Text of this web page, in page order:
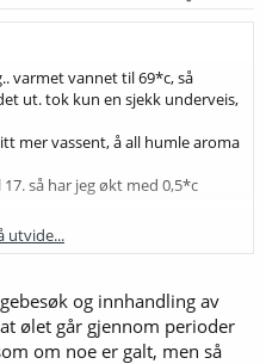
varmet vannet til 69*c, så
ut. tok kun en sjekk underveis,
mer vassent, å all humle aroma
så har jeg økt med 0,5*c
produksjons dato var rundt
utvide...
og innhandling av
ølet går gjennom perioder
om noe er galt, men så